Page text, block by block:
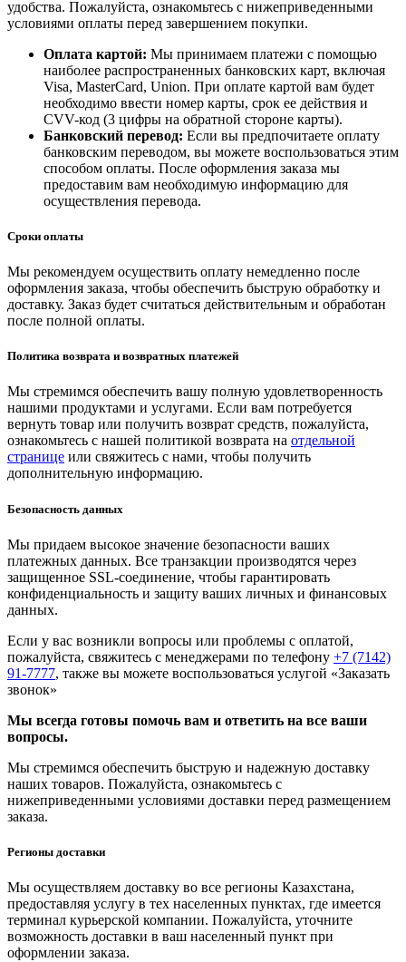
удобства. Пожалуйста, ознакомьтесь с нижеприведенными
условиями оплаты перед завершением покупки.
Оплата картой: Мы принимаем платежи с помощью
наиболее распространенных банковских карт, включая
Visa, MasterCard, Union. При оплате картой вам будет
необходимо ввести номер карты, срок ее действия и
CVV-код (3 цифры на обратной стороне карты).
Банковский перевод: Если вы предпочитаете оплату
банковским переводом, вы можете воспользоваться этим
способом оплаты. После оформления заказа мы
предоставим вам необходимую информацию для
осуществления перевода.
Сроки оплаты
Мы рекомендуем осуществить оплату немедленно после
оформления заказа, чтобы обеспечить быструю обработку и
доставку. Заказ будет считаться действительным и обработан
после полной оплаты.
Политика возврата и возвратных платежей
Мы стремимся обеспечить вашу полную удовлетворенность
нашими продуктами и услугами. Если вам потребуется
вернуть товар или получить возврат средств, пожалуйста,
ознакомьтесь с нашей политикой возврата на отдельной
странице или свяжитесь с нами, чтобы получить
дополнительную информацию.
Безопасность данных
Мы придаем высокое значение безопасности ваших
платежных данных. Все транзакции производятся через
защищенное SSL-соединение, чтобы гарантировать
конфиденциальность и защиту ваших личных и финансовых
данных.
Если у вас возникли вопросы или проблемы с оплатой,
пожалуйста, свяжитесь с менеджерами по телефону +7 (7142)
91-7777, также вы можете воспользоваться услугой «Заказать
звонок»
Мы всегда готовы помочь вам и ответить на все ваши
вопросы.
Мы стремимся обеспечить быструю и надежную доставку
наших товаров. Пожалуйста, ознакомьтесь с
нижеприведенными условиями доставки перед размещением
заказа.
Регионы доставки
Мы осуществляем доставку во все регионы Казахстана,
предоставляя услугу в тех населенных пунктах, где имеется
терминал курьерской компании. Пожалуйста, уточните
возможность доставки в ваш населенный пункт при
оформлении заказа.